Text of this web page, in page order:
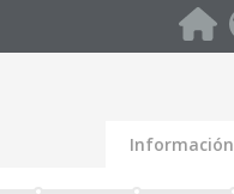
Información